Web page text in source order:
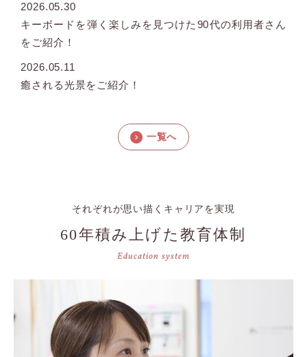
2026.05.30
キーボードを弾く楽しみを見つけた90代の利用者さん
をご紹介！
2026.05.11
癒される光景をご紹介！
一覧へ
それぞれが思い描くキャリアを実現
60年積み上げた教育体制
Education system